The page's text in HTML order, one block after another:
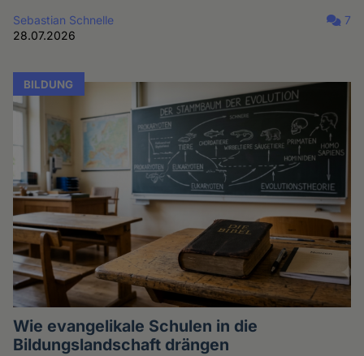
Sebastian Schnelle
28.07.2026
7
BILDUNG
Wie evangelikale Schulen in die
Bildungslandschaft drängen